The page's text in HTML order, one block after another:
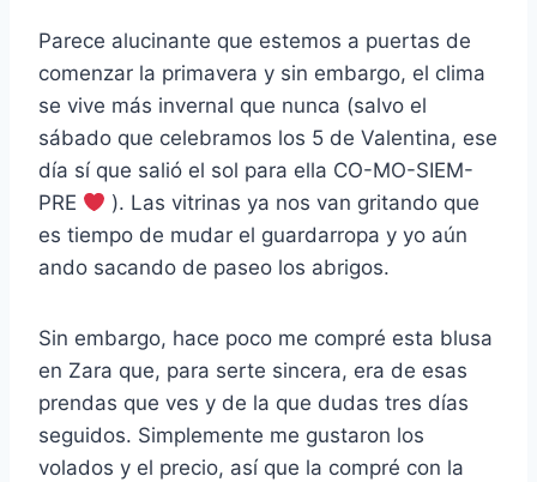
Parece alucinante que estemos a puertas de
comenzar la primavera y sin embargo, el clima
se vive más invernal que nunca (salvo el
sábado que celebramos los 5 de Valentina, ese
día sí que salió el sol para ella CO-MO-SIEM-
PRE
). Las vitrinas ya nos van gritando que
es tiempo de mudar el guardarropa y yo aún
ando sacando de paseo los abrigos.
Sin embargo, hace poco me compré esta blusa
en Zara que, para serte sincera, era de esas
prendas que ves y de la que dudas tres días
seguidos. Simplemente me gustaron los
volados y el precio, así que la compré con la